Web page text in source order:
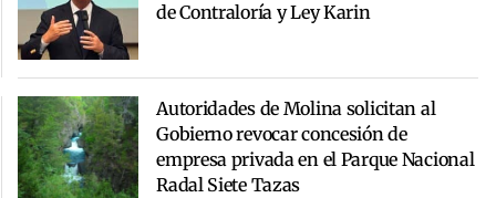
de Contraloría y Ley Karin
Autoridades de Molina solicitan al
Gobierno revocar concesión de
empresa privada en el Parque Nacional
Radal Siete Tazas